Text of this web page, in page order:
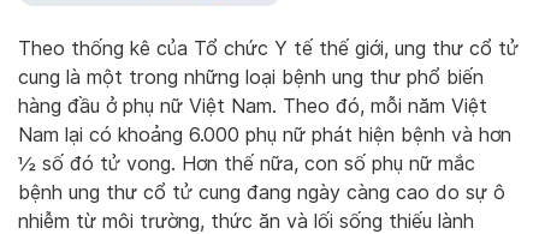
Theo thống kê của Tổ chức Y tế thế giới, ung thư cổ tử
cung là một trong những loại bệnh ung thư phổ biến
hàng đầu ở phụ nữ Việt Nam. Theo đó, mỗi năm Việt
Nam lại có khoảng 6.000 phụ nữ phát hiện bệnh và hơn
½ số đó tử vong. Hơn thế nữa, con số phụ nữ mắc
bệnh ung thư cổ tử cung đang ngày càng cao do sự ô
nhiễm từ môi trường, thức ăn và lối sống thiếu lành